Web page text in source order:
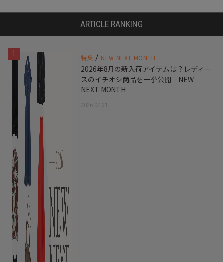
ARTICLE RANKING
1 特集 / NEW NEXT MONTH
2026年8月の新入荷アイテムは？レディー
スのイチオシ商品を一挙公開｜NEW
NEXT MONTH
2026.07.31